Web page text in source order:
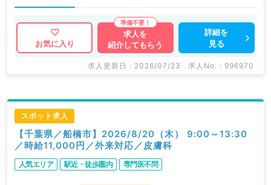
お気に入り
求人を
紹介してもらう
詳細を
見る
求人更新日 : 2026/07/23 求人No. : 996970
スポット求人
【千葉県／船橋市】2026/8/20（木） 9:00～13:30
／時給11,000円／外来対応／皮膚科
人気エリア 駅近・徒歩圏内 専門医不問